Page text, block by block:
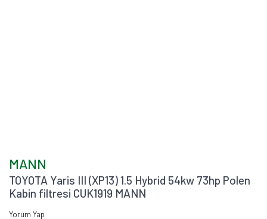
MANN
TOYOTA Yaris III (XP13) 1.5 Hybrid 54kw 73hp Polen
Kabin filtresi CUK1919 MANN
Yorum Yap